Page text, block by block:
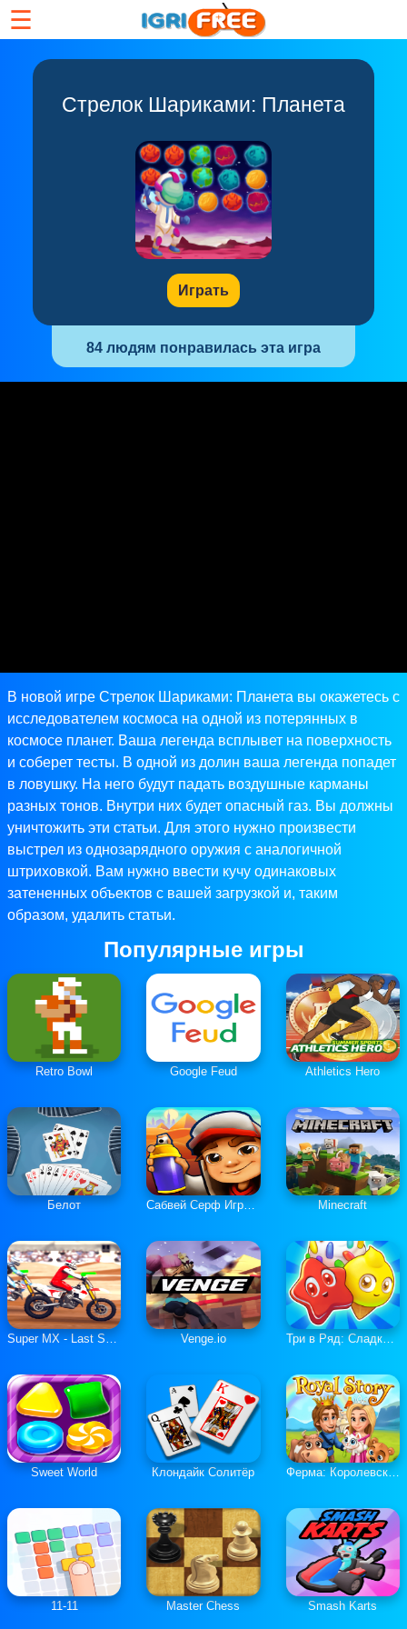
☰
Стрелок Шариками: Планета
Играть
84 людям понравилась эта игра
В новой игре Стрелок Шариками: Планета вы окажетесь с
исследователем космоса на одной из потерянных в
космосе планет. Ваша легенда всплывет на поверхность
и соберет тесты. В одной из долин ваша легенда попадет
в ловушку. На него будут падать воздушные карманы
разных тонов. Внутри них будет опасный газ. Вы должны
уничтожить эти статьи. Для этого нужно произвести
выстрел из однозарядного оружия с аналогичной
штриховкой. Вам нужно ввести кучу одинаковых
затененных объектов с вашей загрузкой и, таким
образом, удалить статьи.
Популярные игры
Retro Bowl Google Feud Athletics Hero
Белот Сабвей Серф Играть Онлайн Minecraft
Super MX - Last Season Venge.io Три в Ряд: Сладкие Загадки
Sweet World Клондайк Солитёр Ферма: Королевская История
11-11 Master Chess Smash Karts